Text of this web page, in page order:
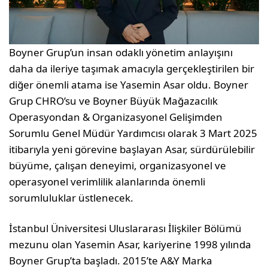
Boyner Grup’un insan odaklı yönetim anlayışını
daha da ileriye taşımak amacıyla gerçekleştirilen bir
diğer önemli atama ise Yasemin Asar oldu. Boyner
Grup CHRO’su ve Boyner Büyük Mağazacılık
Operasyondan & Organizasyonel Gelişimden
Sorumlu Genel Müdür Yardımcısı olarak 3 Mart 2025
itibarıyla yeni görevine başlayan Asar, sürdürülebilir
büyüme, çalışan deneyimi, organizasyonel ve
operasyonel verimlilik alanlarında önemli
sorumluluklar üstlenecek.
İstanbul Üniversitesi Uluslararası İlişkiler Bölümü
mezunu olan Yasemin Asar, kariyerine 1998 yılında
Boyner Grup’ta başladı. 2015’te A&Y Marka